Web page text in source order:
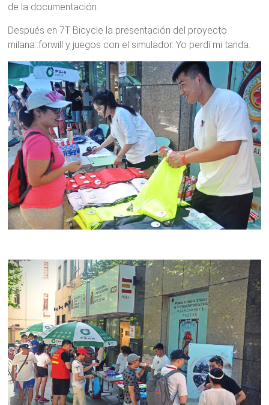
de la documentación.
Después en 7T Bicycle la presentación del proyecto
milana::forwill y juegos con el simulador. Yo perdí mi tanda.